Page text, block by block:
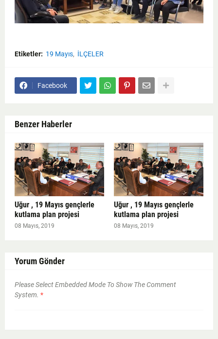
Etiketler: 19 Mayıs İLÇELER
Facebook
Benzer Haberler
Uğur , 19 Mayıs gençlerle
kutlama plan projesi
08 Mayıs, 2019
Uğur , 19 Mayıs gençlerle
kutlama plan projesi
08 Mayıs, 2019
Yorum Gönder
Please Select Embedded Mode To Show The Comment
System. *